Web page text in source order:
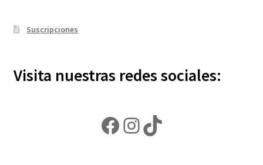
Suscripciones
Visita nuestras redes sociales:
Facebook
Instagram
TikTok